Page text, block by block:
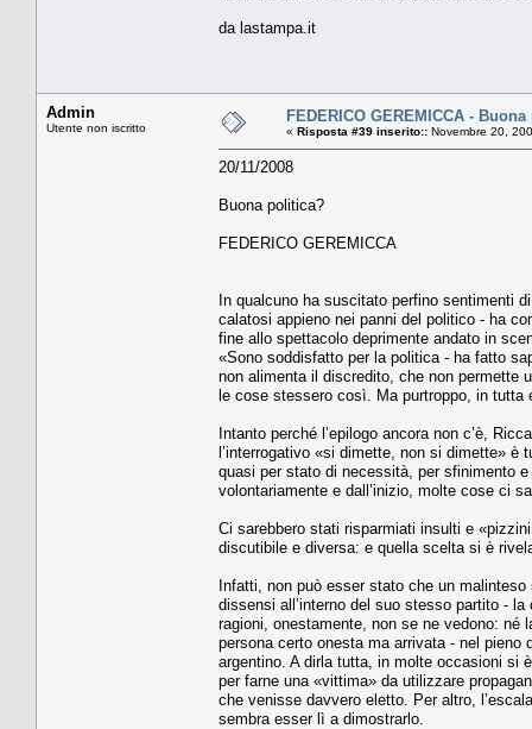
da lastampa.it
Admin
Utente non iscritto
FEDERICO GEREMICCA -
« Risposta #39 inserito:: Novembre 20,
20/11/2008
Buona politica?
FEDERICO GEREMICCA
In qualcuno ha suscitato perfino sentimenti
calatosi appieno nei panni del politico - ha
fine allo spettacolo deprimente andato in
«Sono soddisfatto per la politica - ha fatto
non alimenta il discredito, che non permette
le cose stessero così. Ma purtroppo, in
Intanto perché l’epilogo ancora non c’è,
l’interrogativo «si dimette, non si dimette» è
quasi per stato di necessità, per sfinimento
volontariamente e dall’inizio, molte cose ci
Ci sarebbero stati risparmiati insulti e
discutibile e diversa: e quella scelta si è
Infatti, non può esser stato che un
dissensi all’interno del suo stesso partito -
ragioni, onestamente, non se ne vedono:
persona certo onesta ma arrivata - nel pieno
argentino. A dirla tutta, in molte occasioni si
per farne una «vittima» da utilizzare
che venisse davvero eletto. Per altro,
sembra esser lì a dimostrarlo.